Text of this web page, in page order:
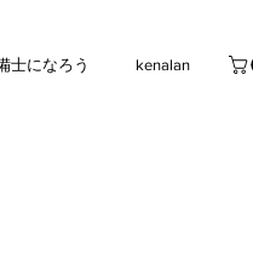
士になろう kenalan